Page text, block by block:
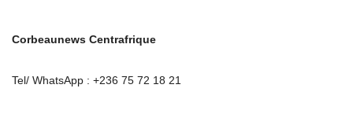
Corbeaunews Centrafrique
Tel/ WhatsApp : +236 75 72 18 21